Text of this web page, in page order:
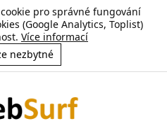
pro správné fungování
(Google Analytics, Toplist)
Více informací
nezbytné